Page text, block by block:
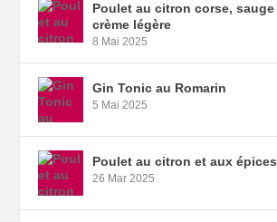
Poulet au citron corse,
crème légère
8 Mai 2025
Gin Tonic au Romarin
5 Mai 2025
Poulet au citron et aux épices
26 Mar 2025